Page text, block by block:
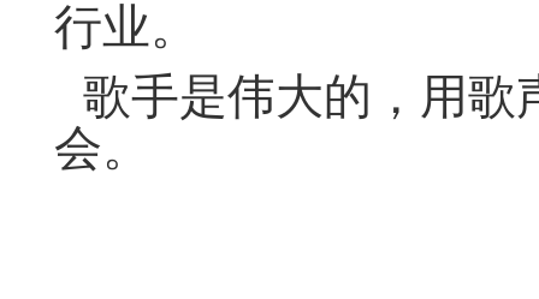
行业。
歌手是伟大的，用歌
会。